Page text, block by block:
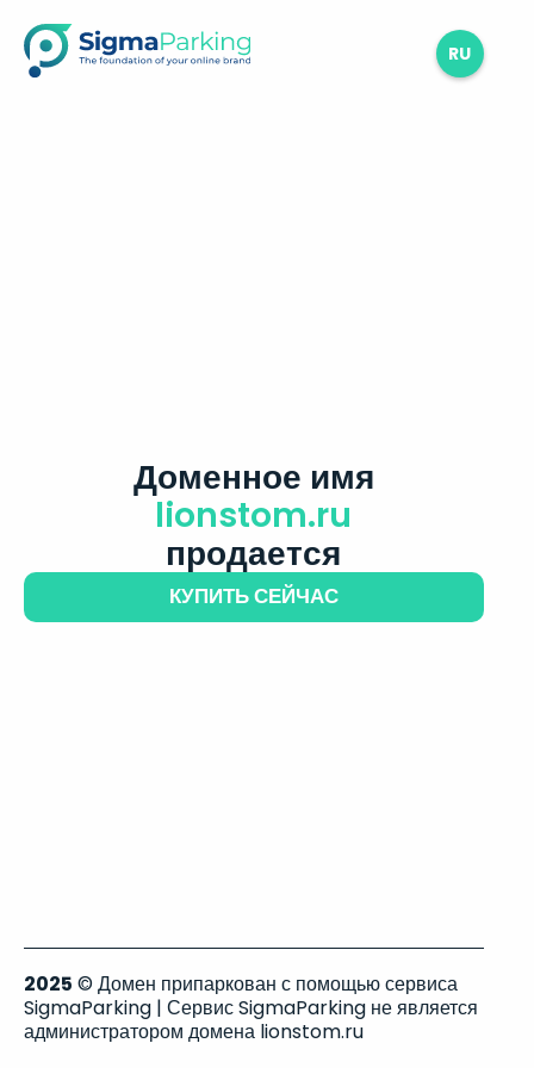
RU
Доменное имя
lionstom.ru
продается
КУПИТЬ СЕЙЧАС
2025 © Домен припаркован с помощью сервиса
SigmaParking | Сервис SigmaParking не является
администратором домена lionstom.ru